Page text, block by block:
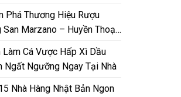
Phá Thương Hiệu Rượu
San Marzano – Huyền Thoại
Làm Cá Vược Hấp Xì Dầu
Ngất Ngưỡng Ngay Tại Nhà
Nhà Hàng Nhật Bản Ngon